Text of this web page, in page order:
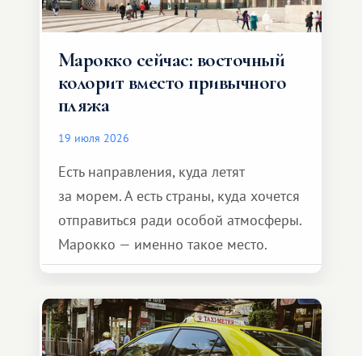
Марокко сейчас: восточный
колорит вместо привычного
пляжа
19 июля 2026
Есть направления, куда летят
за морем. А есть страны, куда хочется
отправиться ради особой атмосферы.
Марокко — именно такое место.